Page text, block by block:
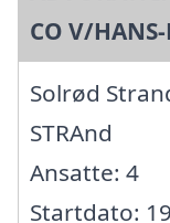
CO V/
Solrød
STRAnd
Ansatte: 4
Startdato: